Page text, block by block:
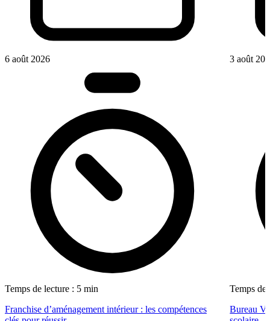
6 août 2026
Temps de lecture : 5 min
Franchise d’aménagement intérieur : les compétences
3 août
Temps de
Bureau